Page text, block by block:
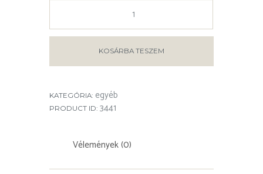
KOSÁRBA TESZEM
KATEGÓRIA: egyéb
PRODUCT ID: 3441
Vélemények (0)